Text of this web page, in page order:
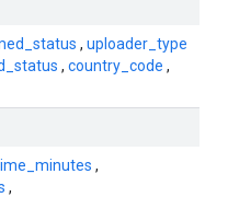
, uploader_type
, country_code ,
,
,